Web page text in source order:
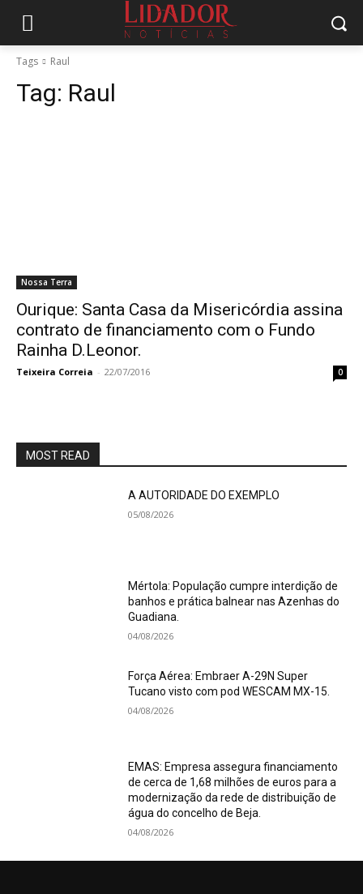
Tags Raul
Tag: Raul
Nossa Terra
Ourique: Santa Casa da Misericórdia assina
contrato de financiamento com o Fundo
Rainha D.Leonor.
Teixeira Correia - 22/07/2016 0
MOST READ
A AUTORIDADE DO EXEMPLO
05/08/2026
Mértola: População cumpre interdição de
banhos e prática balnear nas Azenhas do
Guadiana.
04/08/2026
Força Aérea: Embraer A-29N Super
Tucano visto com pod WESCAM MX-15.
04/08/2026
EMAS: Empresa assegura financiamento
de cerca de 1,68 milhões de euros para a
modernização da rede de distribuição de
água do concelho de Beja.
04/08/2026